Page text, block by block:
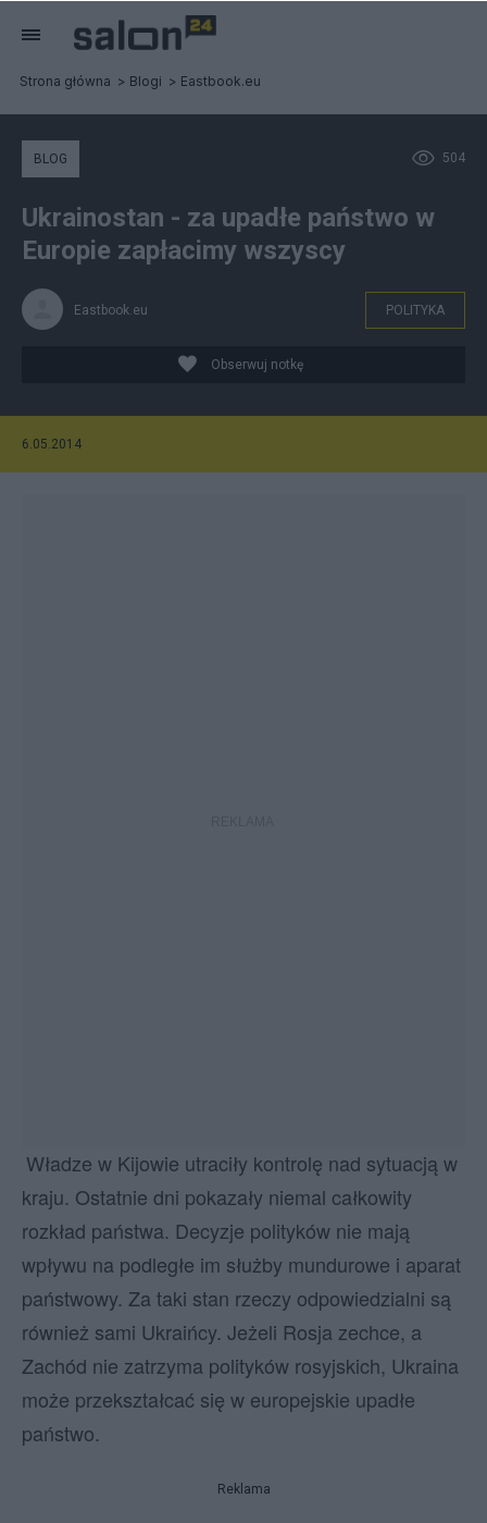
Strona główna Blogi Eastbook.eu
504
BLOG
Ukrainostan - za upadłe państwo w
Europie zapłacimy wszyscy
Eastbook.eu POLITYKA
Obserwuj notkę
6.05.2014
Władze w Kijowie utraciły kontrolę nad sytuacją w
kraju. Ostatnie dni pokazały niemal całkowity
rozkład państwa. Decyzje polityków nie mają
wpływu na podległe im służby mundurowe i aparat
państwowy. Za taki stan rzeczy odpowiedzialni są
również sami Ukraińcy. Jeżeli Rosja zechce, a
Zachód nie zatrzyma polityków rosyjskich, Ukraina
może przekształcać się w europejskie upadłe
państwo.
Reklama